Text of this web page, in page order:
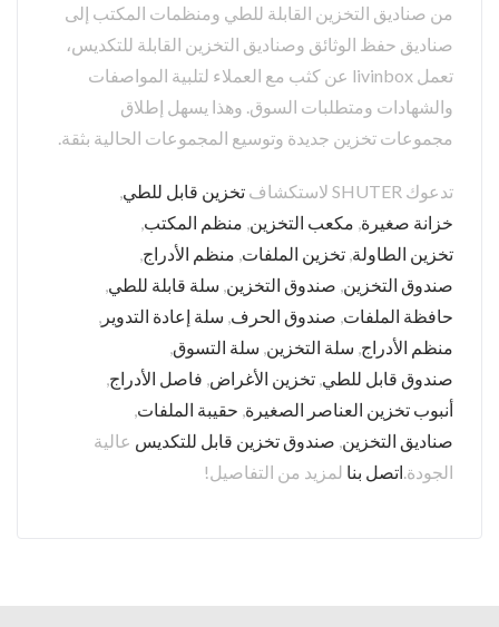
من صناديق التخزين القابلة للطي ومنظمات المكتب إلى
صناديق حفظ الوثائق وصناديق التخزين القابلة للتكديس،
تعمل livinbox عن كثب مع العملاء لتلبية المواصفات
والشهادات ومتطلبات السوق. وهذا يسهل إطلاق
مجموعات تخزين جديدة وتوسيع المجموعات الحالية بثقة.
تدعوك SHUTER لاستكشاف تخزين قابل للطي,
خزانة صغيرة, مكعب التخزين, منظم المكتب,
تخزين الطاولة, تخزين الملفات, منظم الأدراج,
صندوق التخزين, صندوق التخزين, سلة قابلة للطي,
حافظة الملفات, صندوق الحرف, سلة إعادة التدوير ,
منظم الأدراج, سلة التخزين, سلة التسوق,
صندوق قابل للطي, تخزين الأغراض, فاصل الأدراج,
أنبوب تخزين العناصر الصغيرة, حقيبة الملفات,
صناديق التخزين, صندوق تخزين قابل للتكديس عالية
الجودة.اتصل بنا لمزيد من التفاصيل!